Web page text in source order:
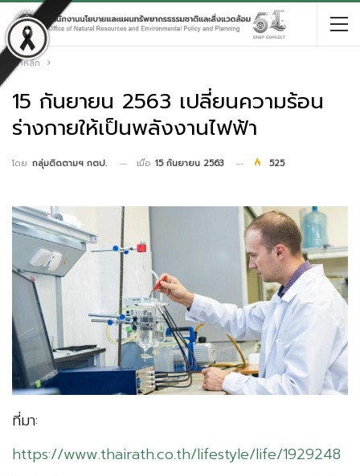
หน้าหลัก
15 กันยายน 2563 เปลี่ยนความร้อน
ร่างกายให้เป็นพลังงานไฟฟ้า
โดย กลุ่มติดตามฯ กตป. เมื่อ 15 กันยายน 2563 525
ที่มา:
https://www.thairath.co.th/lifestyle/life/1929248